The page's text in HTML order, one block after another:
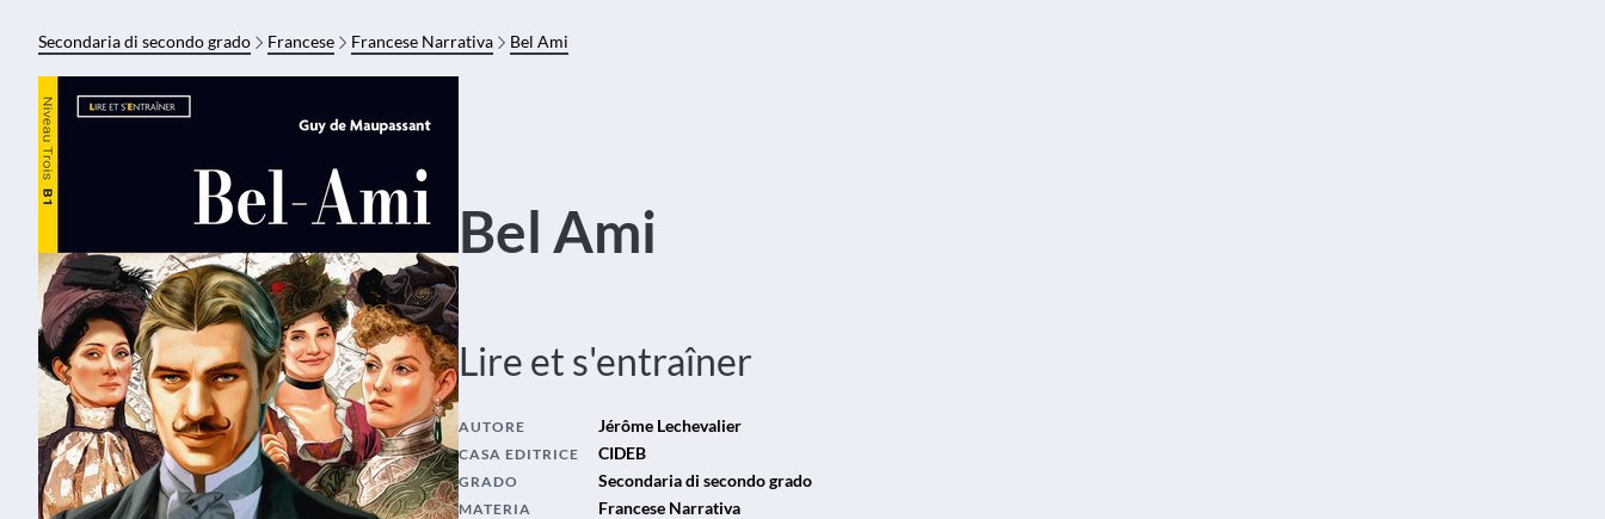
Secondaria di secondo grado Francese Francese Narrativa Bel Ami
Bel Ami
Lire et s'entraîner
AUTORE Jérôme Lechevalier
CASA EDITRICE CIDEB
GRADO Secondaria di secondo grado
MATERIA Francese Narrativa